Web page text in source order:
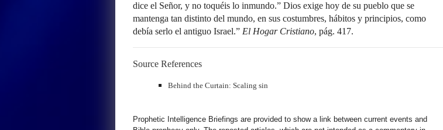
dice el Señor, y no toquéis lo inmundo.” Dios exige hoy de su pueblo que se
mantenga tan distinto del mundo, en sus costumbres, hábitos y principios, como
debía serlo el antiguo Israel.” El Hogar Cristiano, pág. 417.
Source References
Behind the Curtain: Scaling sin
Prophetic Intelligence Briefings are provided to show a link between current events and